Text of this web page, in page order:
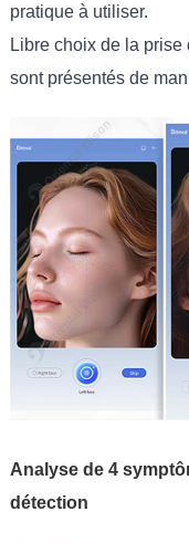
pratique à utiliser.
Libre choix de la
sont présentés de
Analyse de 4
détection